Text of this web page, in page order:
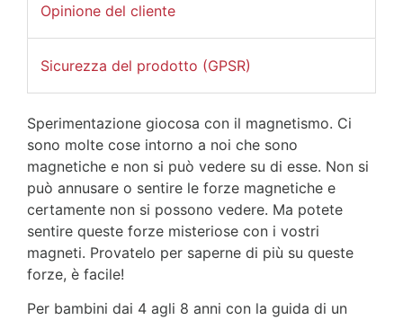
Opinione del cliente
Sicurezza del prodotto (GPSR)
Sperimentazione giocosa con il magnetismo. Ci
sono molte cose intorno a noi che sono
magnetiche e non si può vedere su di esse. Non si
può annusare o sentire le forze magnetiche e
certamente non si possono vedere. Ma potete
sentire queste forze misteriose con i vostri
magneti. Provatelo per saperne di più su queste
forze, è facile!
Per bambini dai 4 agli 8 anni con la guida di un